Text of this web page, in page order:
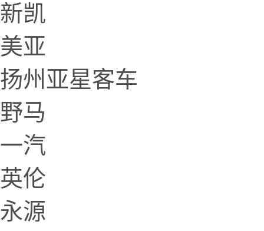
新凯
美亚
扬州亚星客车
野马
一汽
英伦
永源